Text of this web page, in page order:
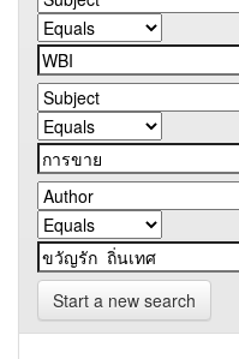
Start a new search